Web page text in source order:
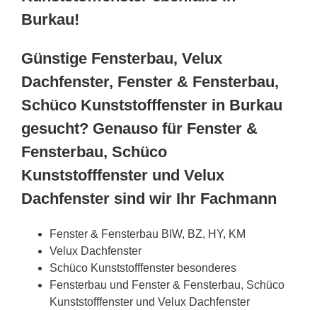
Burkau!
Günstige Fensterbau, Velux
Dachfenster, Fenster & Fensterbau,
Schüco Kunststofffenster in Burkau
gesucht? Genauso für Fenster &
Fensterbau, Schüco
Kunststofffenster und Velux
Dachfenster sind wir Ihr Fachmann
Fenster & Fensterbau BIW, BZ, HY, KM
Velux Dachfenster
Schüco Kunststofffenster besonderes
Fensterbau und Fenster & Fensterbau, Schüco
Kunststofffenster und Velux Dachfenster